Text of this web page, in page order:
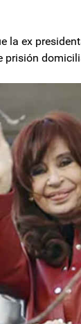
la ex
prisión